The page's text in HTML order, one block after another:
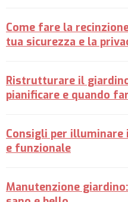
Come fare la
tua sicurezza e la
Ristrutturare il
pianificare e quando
Consigli per
e funzionale
Manutenzione